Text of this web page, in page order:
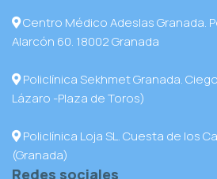
Centro Médico Adeslas Granada.
Alarcón 60. 18002 Granada
Policlínica Sekhmet Granada.
Lázaro -Plaza de Toros)
Policlínica Loja SL. Cuesta de los
(Granada)
Redes sociales